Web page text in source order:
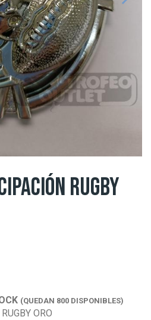
RUGBY
(QUEDAN 800 DISPONIBLES)
ORO